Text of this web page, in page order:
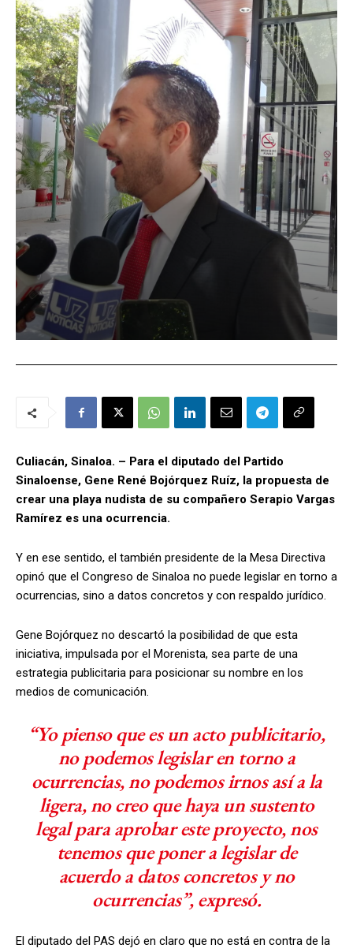
Culiacán, Sinaloa. – Para el diputado del Partido
Sinaloense, Gene René Bojórquez Ruíz, la propuesta de
crear una playa nudista de su compañero Serapio Vargas
Ramírez es una ocurrencia.
Y en ese sentido, el también presidente de la Mesa Directiva
opinó que el Congreso de Sinaloa no puede legislar en torno a
ocurrencias, sino a datos concretos y con respaldo jurídico.
Gene Bojórquez no descartó la posibilidad de que esta
iniciativa, impulsada por el Morenista, sea parte de una
estrategia publicitaria para posicionar su nombre en los
medios de comunicación.
“Yo pienso que es un acto publicitario,
no podemos legislar en torno a
ocurrencias, no podemos irnos así a la
ligera, no creo que haya un sustento
legal para aprobar este proyecto, nos
tenemos que poner a legislar de
acuerdo a datos concretos y no
ocurrencias”, expresó.
El diputado del PAS dejó en claro que no está en contra de la